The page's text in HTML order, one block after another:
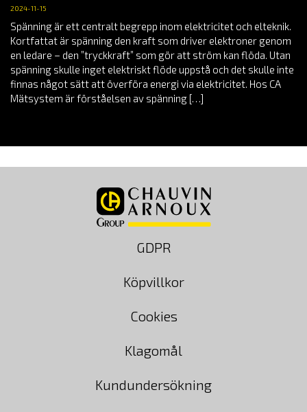
2024-11-15
Spänning är ett centralt begrepp inom elektricitet och elteknik.
Kortfattat är spänning den kraft som driver elektroner genom
en ledare – den ”tryckkraft” som gör att ström kan flöda. Utan
spänning skulle inget elektriskt flöde uppstå och det skulle inte
finnas något sätt att överföra energi via elektricitet. Hos CA
Mätsystem är förståelsen av spänning […]
GDPR
Köpvillkor
Cookies
Klagomål
Kundundersökning